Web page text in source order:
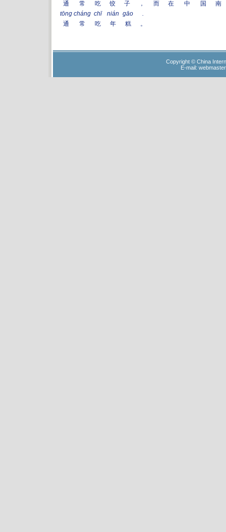
通 常 吃 饺 子 ， 而 在 中 国
南
tōng cháng chī nián gāo
.
通
常 吃 年 糕 。
Copyright © China
E-mail: